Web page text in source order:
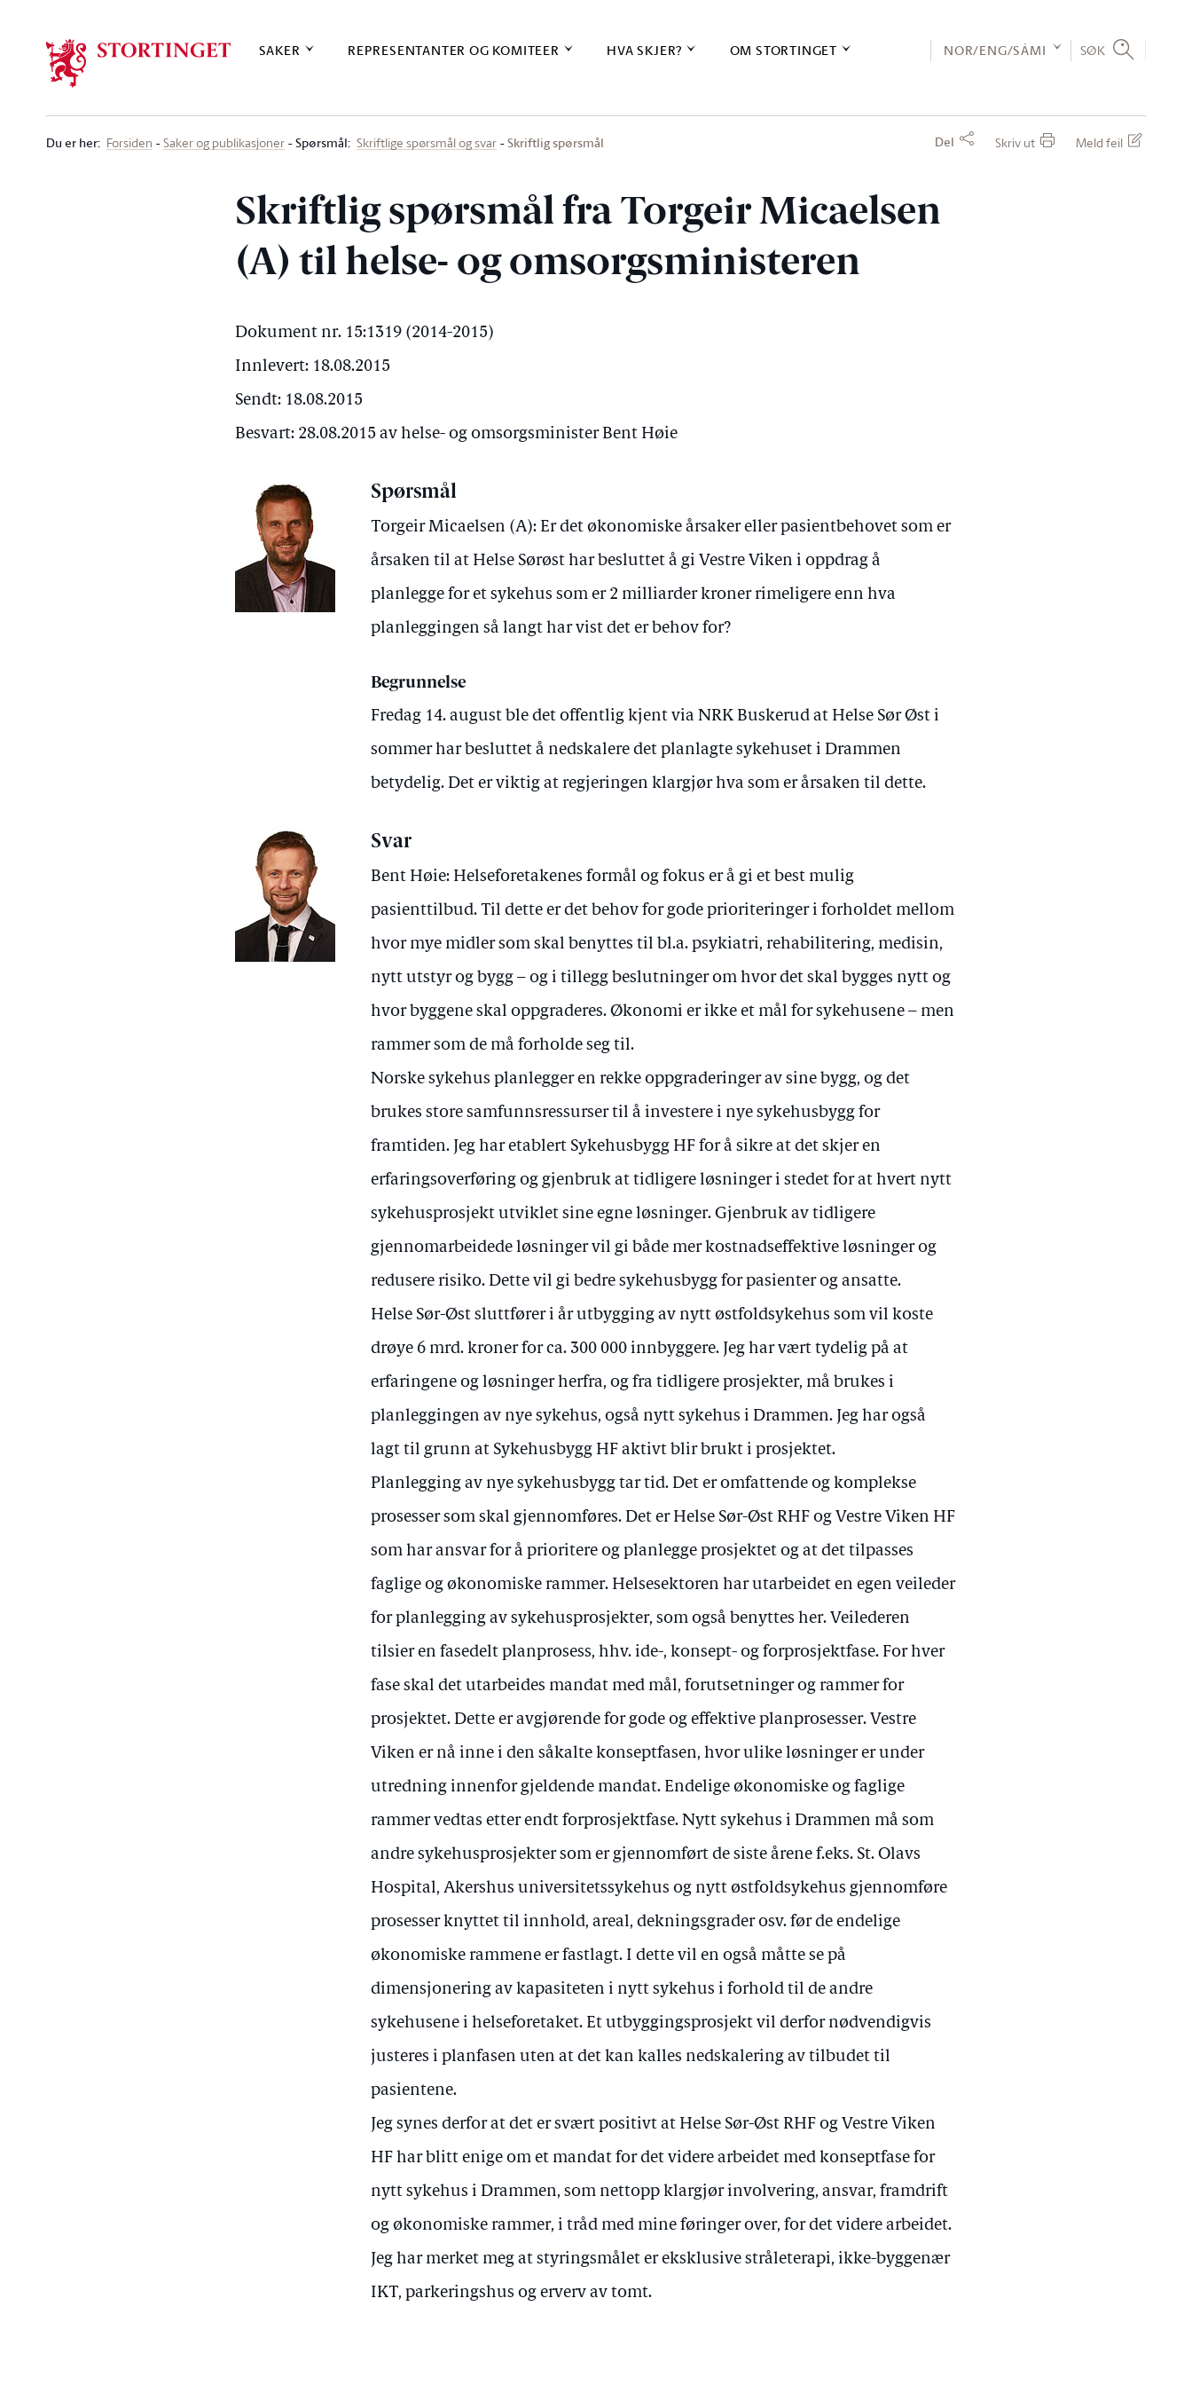
SAKER REPRESENTANTER OG KOMITEER HVA SKJER? OM STORTINGET NOR/ENG/SÁMI SØK
Du er her: Forsiden Saker og publikasjoner Spørsmål: Skriftlige spørsmål og svar Skriftlig spørsmål Del Skriv ut Meld feil
Skriftlig spørsmål fra Torgeir Micaelsen
(A) til helse- og omsorgsministeren
Dokument nr. 15:1319 (2014-2015)
Innlevert: 18.08.2015
Sendt: 18.08.2015
Besvart: 28.08.2015 av helse- og omsorgsminister Bent Høie
Spørsmål
Torgeir Micaelsen (A): Er det økonomiske årsaker eller pasientbehovet som er
årsaken til at Helse Sørøst har besluttet å gi Vestre Viken i oppdrag å
planlegge for et sykehus som er 2 milliarder kroner rimeligere enn hva
planleggingen så langt har vist det er behov for?
Begrunnelse
Fredag 14. august ble det offentlig kjent via NRK Buskerud at Helse Sør Øst i
sommer har besluttet å nedskalere det planlagte sykehuset i Drammen
betydelig. Det er viktig at regjeringen klargjør hva som er årsaken til dette.
Svar
Bent Høie: Helseforetakenes formål og fokus er å gi et best mulig
pasienttilbud. Til dette er det behov for gode prioriteringer i forholdet mellom
hvor mye midler som skal benyttes til bl.a. psykiatri, rehabilitering, medisin,
nytt utstyr og bygg – og i tillegg beslutninger om hvor det skal bygges nytt og
hvor byggene skal oppgraderes. Økonomi er ikke et mål for sykehusene – men
rammer som de må forholde seg til.
Norske sykehus planlegger en rekke oppgraderinger av sine bygg, og det
brukes store samfunnsressurser til å investere i nye sykehusbygg for
framtiden. Jeg har etablert Sykehusbygg HF for å sikre at det skjer en
erfaringsoverføring og gjenbruk at tidligere løsninger i stedet for at hvert nytt
sykehusprosjekt utviklet sine egne løsninger. Gjenbruk av tidligere
gjennomarbeidede løsninger vil gi både mer kostnadseffektive løsninger og
redusere risiko. Dette vil gi bedre sykehusbygg for pasienter og ansatte.
Helse Sør-Øst sluttfører i år utbygging av nytt østfoldsykehus som vil koste
drøye 6 mrd. kroner for ca. 300 000 innbyggere. Jeg har vært tydelig på at
erfaringene og løsninger herfra, og fra tidligere prosjekter, må brukes i
planleggingen av nye sykehus, også nytt sykehus i Drammen. Jeg har også
lagt til grunn at Sykehusbygg HF aktivt blir brukt i prosjektet.
Planlegging av nye sykehusbygg tar tid. Det er omfattende og komplekse
prosesser som skal gjennomføres. Det er Helse Sør-Øst RHF og Vestre Viken HF
som har ansvar for å prioritere og planlegge prosjektet og at det tilpasses
faglige og økonomiske rammer. Helsesektoren har utarbeidet en egen veileder
for planlegging av sykehusprosjekter, som også benyttes her. Veilederen
tilsier en fasedelt planprosess, hhv. ide-, konsept- og forprosjektfase. For hver
fase skal det utarbeides mandat med mål, forutsetninger og rammer for
prosjektet. Dette er avgjørende for gode og effektive planprosesser. Vestre
Viken er nå inne i den såkalte konseptfasen, hvor ulike løsninger er under
utredning innenfor gjeldende mandat. Endelige økonomiske og faglige
rammer vedtas etter endt forprosjektfase. Nytt sykehus i Drammen må som
andre sykehusprosjekter som er gjennomført de siste årene f.eks. St. Olavs
Hospital, Akershus universitetssykehus og nytt østfoldsykehus gjennomføre
prosesser knyttet til innhold, areal, dekningsgrader osv. før de endelige
økonomiske rammene er fastlagt. I dette vil en også måtte se på
dimensjonering av kapasiteten i nytt sykehus i forhold til de andre
sykehusene i helseforetaket. Et utbyggingsprosjekt vil derfor nødvendigvis
justeres i planfasen uten at det kan kalles nedskalering av tilbudet til
pasientene.
Jeg synes derfor at det er svært positivt at Helse Sør-Øst RHF og Vestre Viken
HF har blitt enige om et mandat for det videre arbeidet med konseptfase for
nytt sykehus i Drammen, som nettopp klargjør involvering, ansvar, framdrift
og økonomiske rammer, i tråd med mine føringer over, for det videre arbeidet.
Jeg har merket meg at styringsmålet er eksklusive stråleterapi, ikke-byggenær
IKT, parkeringshus og erverv av tomt.